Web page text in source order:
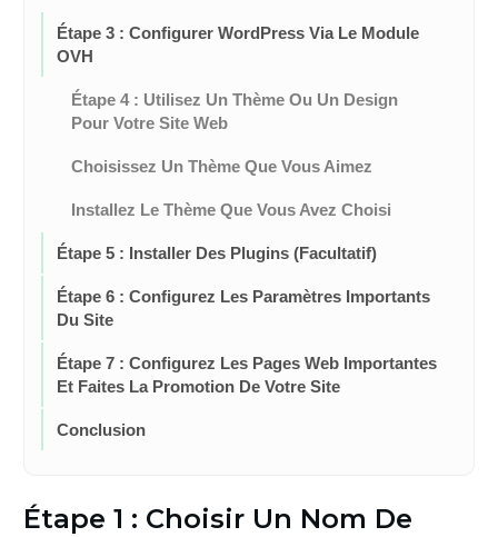
Étape 3 : Configurer WordPress Via Le Module
OVH
Étape 4 : Utilisez Un Thème Ou Un Design
Pour Votre Site Web
Choisissez Un Thème Que Vous Aimez
Installez Le Thème Que Vous Avez Choisi
Étape 5 : Installer Des Plugins (facultatif)
Étape 6 : Configurez Les Paramètres Importants
Du Site
Étape 7 : Configurez Les Pages Web Importantes
Et Faites La Promotion De Votre Site
Conclusion
Étape 1 : Choisir Un Nom De